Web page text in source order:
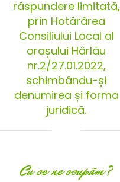
răspundere limitată,
prin Hotărârea
Consiliului Local al
orașului Hârlău
nr.2/27.01.2022,
schimbându-și
denumirea și forma
juridică.
Cu ce ne ocupãm?